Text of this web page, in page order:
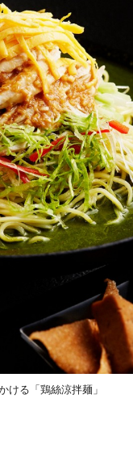
ける「鶏絲涼拌麺」